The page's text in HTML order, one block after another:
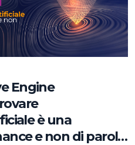
Engine
è una
e non di parole